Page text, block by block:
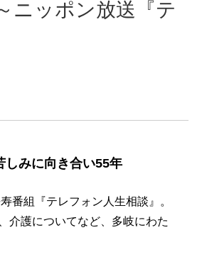
ニッポン放送『テ
しみに向き合い55年
番組『テレフォン人生相談』。
介護についてなど、多岐にわた